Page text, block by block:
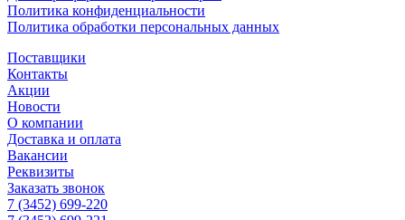
Политика конфиденциальности
Политика обработки персональных данных
Поставщики
Контакты
Акции
Новости
О компании
Доставка и оплата
Вакансии
Реквизиты
Заказать звонок
7 (3452) 699-220